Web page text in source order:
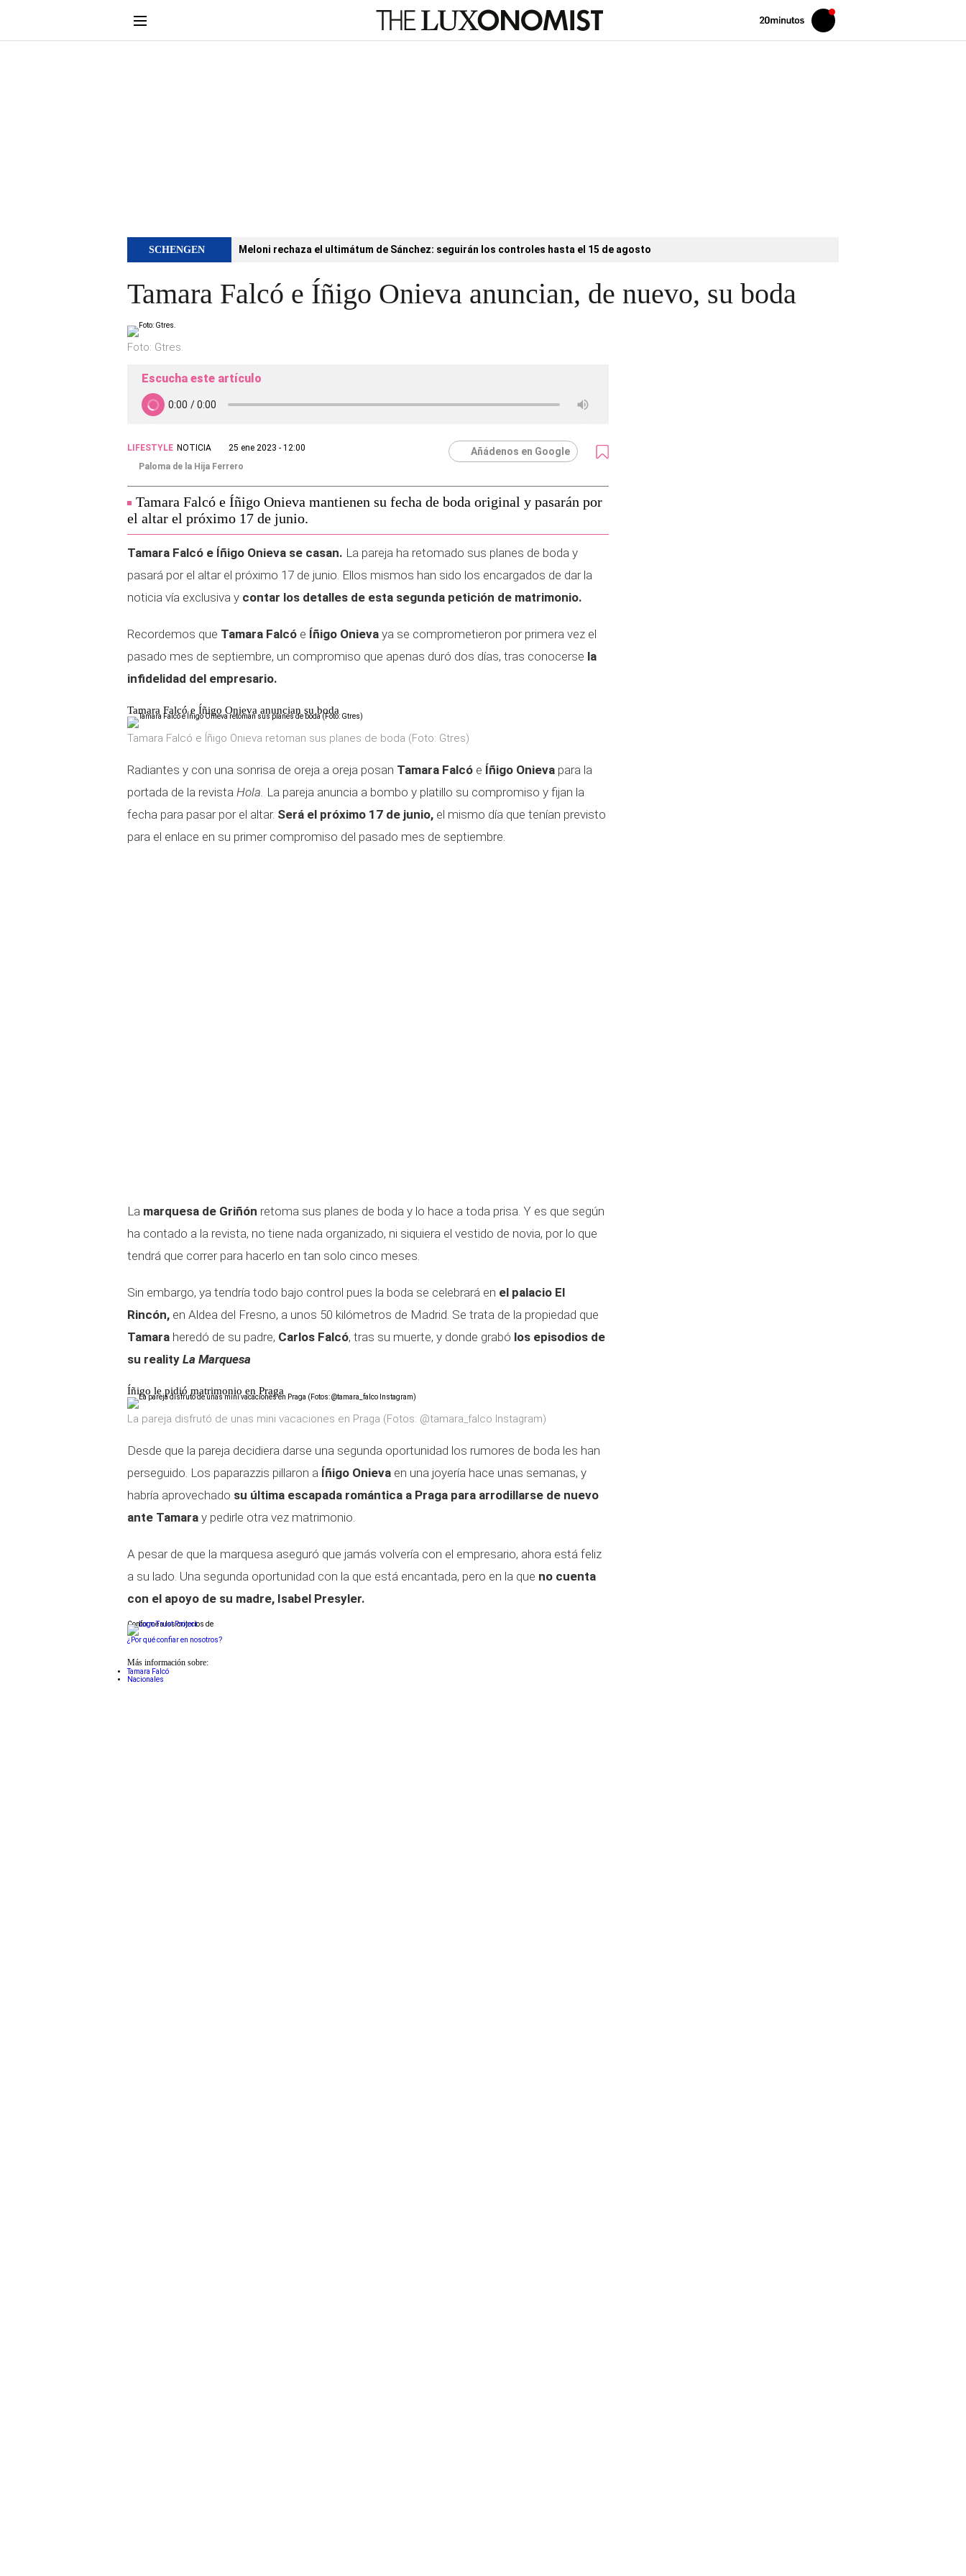
Volver
Iniciar
sesión
SCHENGEN Meloni rechaza el ultimátum de Sánchez: seguirán los controles hasta el 15 de agosto
Tamara Falcó e Íñigo Onieva anuncian, de nuevo, su boda
Foto: Gtres.
Escucha este artículo
LIFESTYLE NOTICIA
25 ene 2023 - 12:00
Paloma de la Hija Ferrero
Añádenos en Google
Tamara Falcó e Íñigo Onieva mantienen su fecha de boda original y pasarán por
el altar el próximo 17 de junio.
Tamara Falcó e Íñigo Onieva se casan. La pareja ha retomado sus planes de boda y
pasará por el altar el próximo 17 de junio. Ellos mismos han sido los encargados de dar la
noticia vía exclusiva y contar los detalles de esta segunda petición de matrimonio.
Recordemos que Tamara Falcó e Íñigo Onieva ya se comprometieron por primera vez el
pasado mes de septiembre, un compromiso que apenas duró dos días, tras conocerse la
infidelidad del empresario.
Tamara Falcó e Íñigo Onieva anuncian su boda
Tamara Falcó e Íñigo Onieva retoman sus planes de boda (Foto: Gtres)
Radiantes y con una sonrisa de oreja a oreja posan Tamara Falcó e Íñigo Onieva para la
portada de la revista Hola. La pareja anuncia a bombo y platillo su compromiso y fijan la
fecha para pasar por el altar. Será el próximo 17 de junio, el mismo día que tenían previsto
para el enlace en su primer compromiso del pasado mes de septiembre.
La marquesa de Griñón retoma sus planes de boda y lo hace a toda prisa. Y es que según
ha contado a la revista, no tiene nada organizado, ni siquiera el vestido de novia, por lo que
tendrá que correr para hacerlo en tan solo cinco meses.
Sin embargo, ya tendría todo bajo control pues la boda se celebrará en el palacio El
Rincón, en Aldea del Fresno, a unos 50 kilómetros de Madrid. Se trata de la propiedad que
Tamara heredó de su padre, Carlos Falcó, tras su muerte, y donde grabó los episodios de
su reality La Marquesa
Íñigo le pidió matrimonio en Praga
La pareja disfrutó de unas mini vacaciones en Praga (Fotos: @tamara_falco Instagram)
Desde que la pareja decidiera darse una segunda oportunidad los rumores de boda les han
perseguido. Los paparazzis pillaron a Íñigo Onieva en una joyería hace unas semanas, y
habría aprovechado su última escapada romántica a Praga para arrodillarse de nuevo
ante Tamara y pedirle otra vez matrimonio.
A pesar de que la marquesa aseguró que jamás volvería con el empresario, ahora está feliz
a su lado. Una segunda oportunidad con la que está encantada, pero en la que no cuenta
con el apoyo de su madre, Isabel Presyler.
Conforme a los criterios de
¿Por qué confiar en nosotros?
Más información sobre:
Tamara Falcó
Nacionales